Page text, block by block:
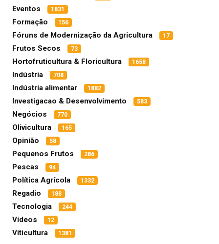
Eventos 1831
Formação 156
Fóruns de Modernização da Agricultura 17
Frutos Secos 73
Hortofruticultura & Floricultura 1658
Indústria 708
Indústria alimentar 1882
Investigacao & Desenvolvimento 583
Negócios 770
Olivicultura 165
Opinião 58
Pequenos Frutos 286
Pescas 94
Política Agrícola 1332
Regadio 188
Tecnologia 244
Vídeos 12
Viticultura 1381